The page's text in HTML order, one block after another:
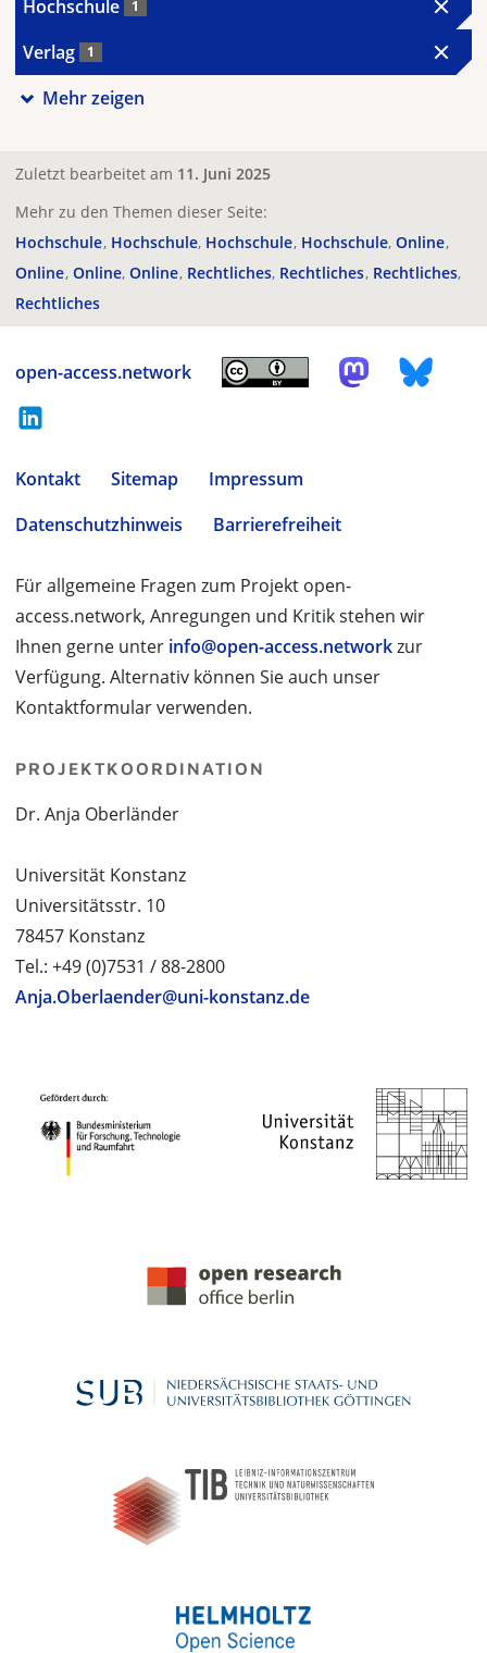
Hochschule 1
Verlag 1
Mehr zeigen
Zuletzt bearbeitet am 11. Juni 2025
Mehr zu den Themen dieser Seite:
Hochschule Hochschule Hochschule Hochschule Online
Online Online Online Rechtliches Rechtliches Rechtliches
Rechtliches
open-access.network
Kontakt Sitemap
Impressum
Datenschutzhinweis
Barrierefreiheit
Für allgemeine Fragen zum Projekt open-
access.network, Anregungen und Kritik stehen wir
Ihnen gerne unter info@open-access.networkzur
Verfügung. Alternativ können Sie auch unser
Kontaktformular verwenden.
PROJEKTKOORDINATION
Dr. Anja Oberländer
Universität Konstanz
Universitätsstr. 10
78457 Konstanz
Tel.: +49 (0)7531 / 88-2800
Anja.Oberlaender@uni-konstanz.de